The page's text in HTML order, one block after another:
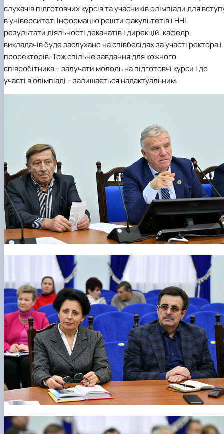
слухачів підготовчих курсів та учасників олімпіади для
в університет. Інформацію решти факультетів і ННІ,
результати діяльності деканатів і дирекцій, кафедр,
викладачів буде заслухано на співбесідах за участі ректора і
проректорів. Тож спільне завдання для кожного
співробітника – залучати молодь на підготовчі курси і до
участі в олімпіаді – залишається надактуальним.